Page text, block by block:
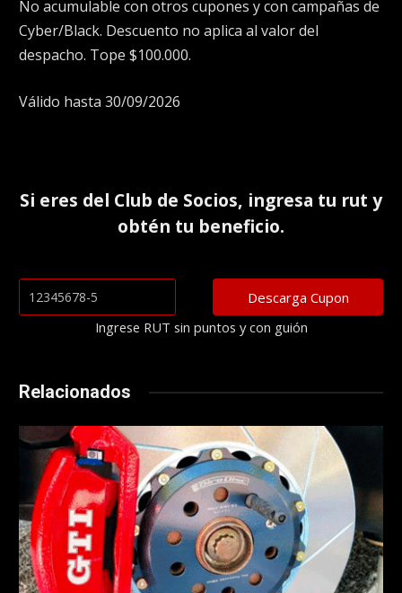
No acumulable con otros cupones y con campañas de
Cyber/Black. Descuento no aplica al valor del
despacho. Tope $100.000.
Válido hasta 30/09/2026
Si eres del Club de Socios, ingresa tu rut y
obtén tu beneficio.
Ingrese RUT sin puntos y con guión
Relacionados